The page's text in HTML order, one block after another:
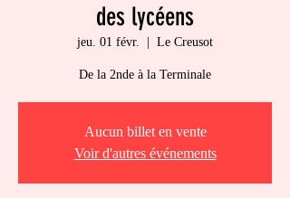
des lycéens
jeu. 01 févr. Le Creusot
De la 2nde à la Terminale
Aucun billet en vente
Voir d'autres événements